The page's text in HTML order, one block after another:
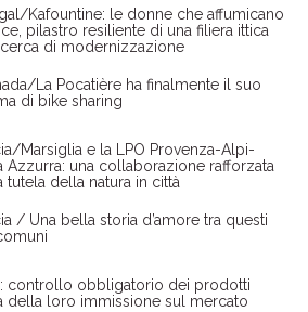
Kafountine: le donne che affumicano
pilastro resiliente di una filiera ittica
di modernizzazione
La Pocatière ha finalmente il suo
di bike sharing
Marsiglia e la LPO Provenza-Alpi-
Azzurra: una collaborazione rafforzata
tutela della natura in città
/ Una bella storia d’amore tra questi
controllo obbligatorio dei prodotti
della loro immissione sul mercato